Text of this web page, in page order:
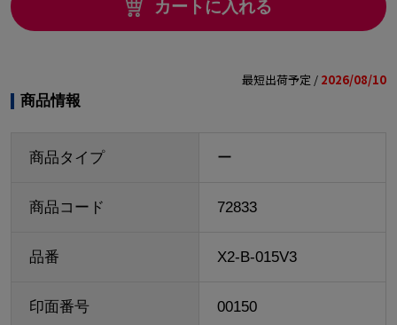
カートに入れる
最短出荷予定 / 2026/08/10
商品情報
商品タイプ ー
商品コード 72833
品番 X2-B-015V3
印面番号 00150